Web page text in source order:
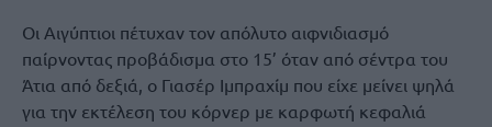
Οι Αιγύπτιοι πέτυχαν τον απόλυτο αιφνιδιασμό
παίρνοντας προβάδισμα στο 15’ όταν από σέντρα του
Άτια από δεξιά, ο Γιασέρ Ιμπραχίμ που είχε μείνει ψηλά
για την εκτέλεση του κόρνερ με καρφωτή κεφαλιά